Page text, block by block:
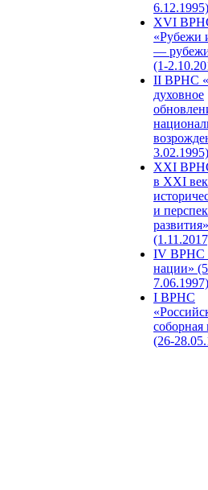
6.12.1995)
XVI
«Рубежи
—
(1-
II ВРНС
духовное
3.02.1995)
XХI
в XXI
и
развития»
IV ВРНС
нации»
7.06.1997)
I ВРНС
(26-